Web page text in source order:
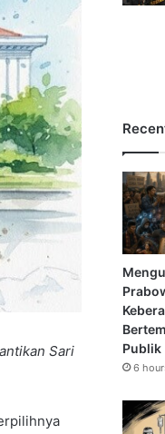
Sari
Publik
6